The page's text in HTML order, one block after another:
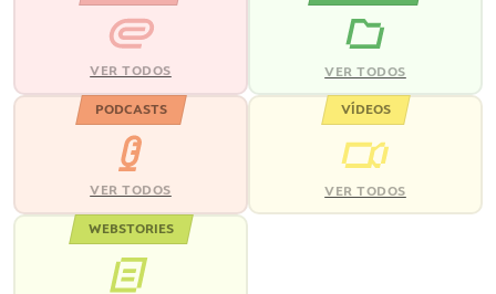
VER TODOS VER TODOS
PODCASTS
VER TODOS
VÍDEOS
VER TODOS
WEBSTORIES